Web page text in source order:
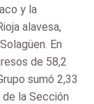
y la
alavesa,
En
de 58,2
sumó 2,33
la Sección